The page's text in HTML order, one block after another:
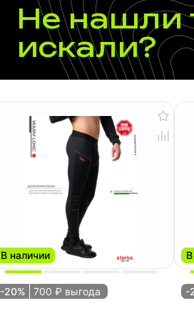
Не нашли
искали?
В наличии
-20% 700 ₽ выгода -